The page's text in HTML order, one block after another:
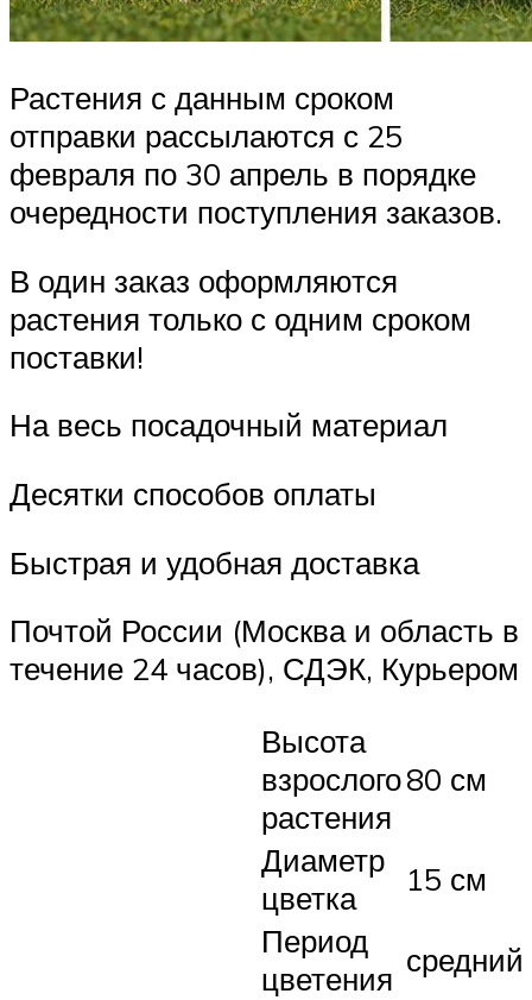
Растения с данным сроком
отправки рассылаются с 25
февраля по 30 апрель в порядке
очередности поступления заказов.
В один заказ оформляются
растения только с одним сроком
поставки!
На весь посадочный материал
Десятки способов оплаты
Быстрая и удобная доставка
Почтой России (Москва и область в
течение 24 часов), СДЭК, Курьером
Высота
взрослого
растения
80 см
Диаметр
цветка
15 см
Период
цветения средний